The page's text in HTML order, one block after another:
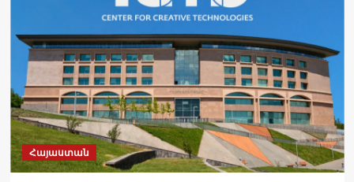
Հայաստան